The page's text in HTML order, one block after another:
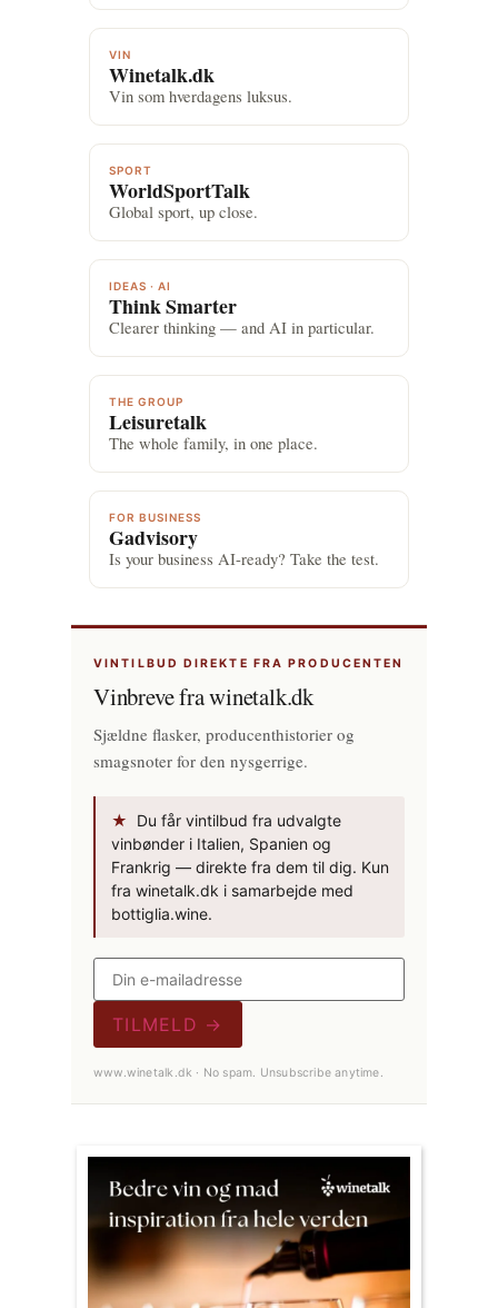
VIN
Winetalk.dk
Vin som hverdagens luksus.
SPORT
WorldSportTalk
Global sport, up close.
IDEAS · AI
Think Smarter
Clearer thinking — and AI in particular.
THE GROUP
Leisuretalk
The whole family, in one place.
FOR BUSINESS
Gadvisory
Is your business AI-ready? Take the test.
VINTILBUD DIREKTE FRA PRODUCENTEN
Vinbreve fra winetalk.dk
Sjældne flasker, producenthistorier og
smagsnoter for den nysgerrige.
★
Du får vintilbud fra udvalgte
vinbønder i Italien, Spanien og
Frankrig — direkte fra dem til dig. Kun
fra winetalk.dk i samarbejde med
bottiglia.wine.
TILMELD →
www.winetalk.dk · No spam. Unsubscribe anytime.